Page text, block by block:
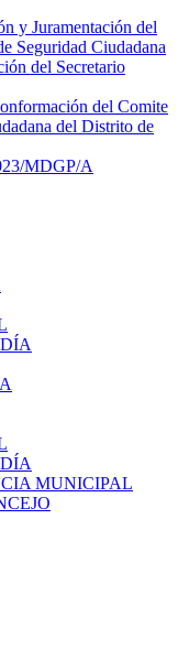
y Juramentación del
Seguridad Ciudadana
del Secretario
del Comite
del Distrito de
MDGP/A
MUNICIPAL